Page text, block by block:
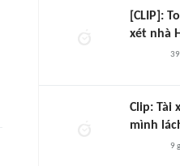
[CLIP]:
xét nhà
39
Clip: Tài
mình
9